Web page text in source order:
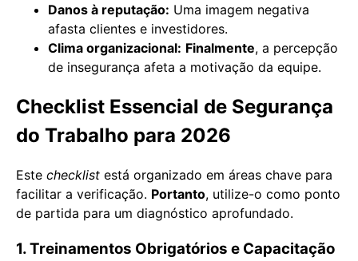
Danos à reputação: Uma imagem negativa
afasta clientes e investidores.
Clima organizacional: Finalmente, a percepção
de insegurança afeta a motivação da equipe.
Checklist Essencial de Segurança
do Trabalho para 2026
Este checklist está organizado em áreas chave para
facilitar a verificação. Portanto, utilize-o como ponto
de partida para um diagnóstico aprofundado.
1. Treinamentos Obrigatórios e Capacitação